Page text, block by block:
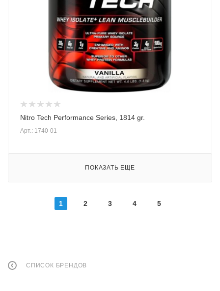
Nitro Tech Performance Series, 1814 gr.
Арт.: 1740-01
ПОКАЗАТЬ ЕЩЕ
1 2 3 4 5
СПИСОК БРЕНДОВ